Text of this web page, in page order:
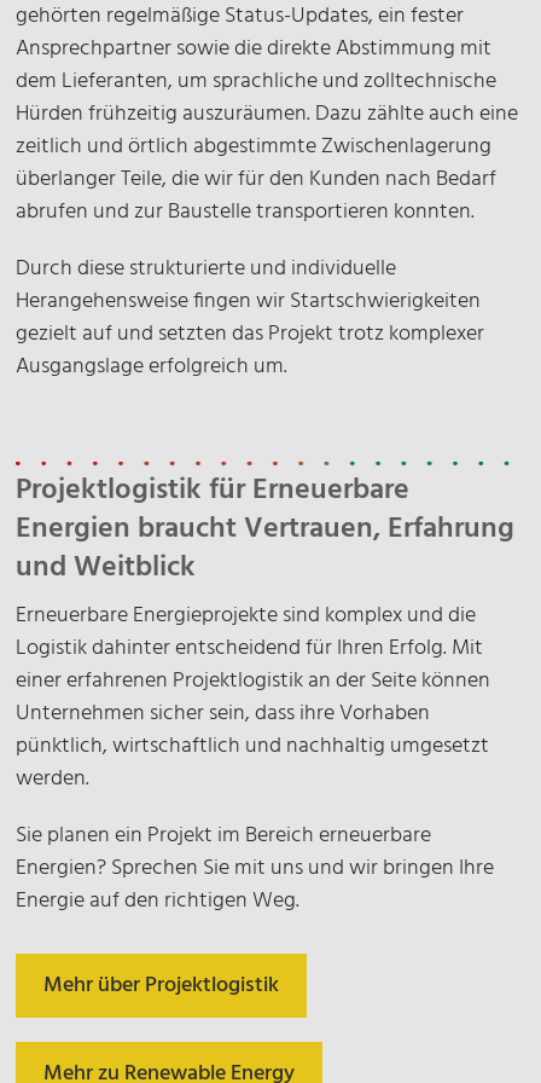
gehörten regelmäßige Status-Updates, ein fester
Ansprechpartner sowie die direkte Abstimmung mit
dem Lieferanten, um sprachliche und zolltechnische
Hürden frühzeitig auszuräumen. Dazu zählte auch eine
zeitlich und örtlich abgestimmte Zwischenlagerung
überlanger Teile, die wir für den Kunden nach Bedarf
abrufen und zur Baustelle transportieren konnten.
Durch diese strukturierte und individuelle
Herangehensweise fingen wir Startschwierigkeiten
gezielt auf und setzten das Projekt trotz komplexer
Ausgangslage erfolgreich um.
Projektlogistik für Erneuerbare
Energien braucht Vertrauen, Erfahrung
und Weitblick
Erneuerbare Energieprojekte sind komplex und die
Logistik dahinter entscheidend für Ihren Erfolg. Mit
einer erfahrenen Projektlogistik an der Seite können
Unternehmen sicher sein, dass ihre Vorhaben
pünktlich, wirtschaftlich und nachhaltig umgesetzt
werden.
Sie planen ein Projekt im Bereich erneuerbare
Energien? Sprechen Sie mit uns und wir bringen Ihre
Energie auf den richtigen Weg.
Mehr über Projektlogistik
Mehr zu Renewable Energy